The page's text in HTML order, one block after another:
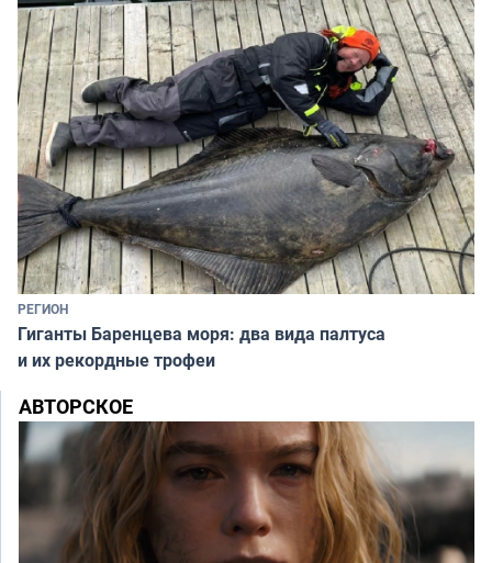
РЕГИОН
Гиганты Баренцева моря: два вида палтуса
и их рекордные трофеи
АВТОРСКОЕ